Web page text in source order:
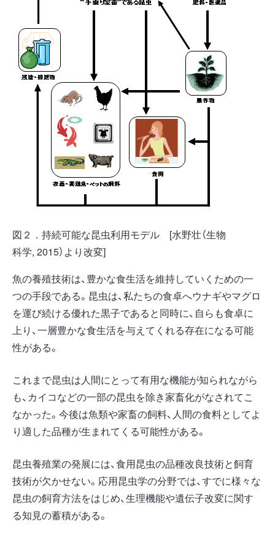
図２．持続可能な昆虫利用モデル [水野壮（生物
科学, 2015）より改変]
魚の養殖技術は、豊かな食生活を維持していくための一
つの手段である。昆虫は、私たちの食卓へウナギやマグロ
を運び続ける優れた黒子であると同時に、自らも食卓に
上り、一層豊かな食生活を与えてくれる存在になる可能
性がある。
これまで昆虫は人間にとって有用な機能が知られながら
も、カイコなどの一部の昆虫を除き家畜化がなされてこ
なかった。今後は魚類や家畜の飼料、人間の食料としてよ
り適した品種が生まれてくる可能性がある。
昆虫養殖業の発展には、食用昆虫の品種改良技術と飼育
技術が欠かせない。応用昆虫学の分野では、すでに様々な
昆虫の飼育方法をはじめ、生理機能や遺伝子改変に関す
る知見の蓄積がある。